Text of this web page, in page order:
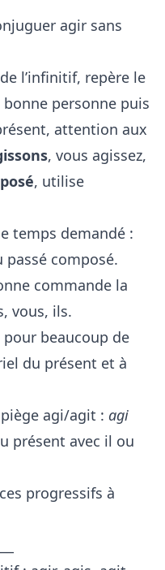
agir sans
l’infinitif, repère le
personne puis
attention aux
, vous agissez,
, utilise
temps demandé :
composé.
commande la
vous, ils.
beaucoup de
du présent et à
agi/agit : agi
présent avec il ou
progressifs à